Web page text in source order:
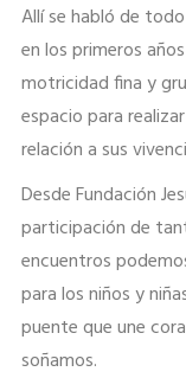
Allí se habló de
en los primeros
motricidad fina y
espacio para
relación a sus
Desde Fundación
participación de
encuentros
para los niños y
puente que une
soñamos.